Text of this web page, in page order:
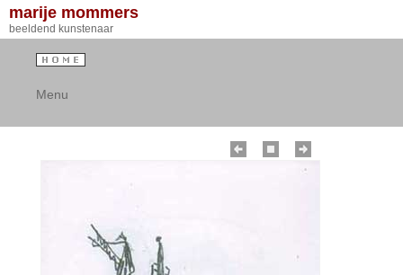
marije mommers
beeldend kunstenaar
Menu